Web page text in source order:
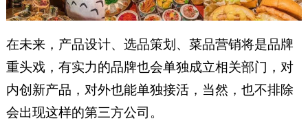
在未来，产品设计、选品策划、菜品营销将是品牌
重头戏，有实力的品牌也会单独成立相关部门，对
内创新产品，对外也能单独接活，当然，也不排除
会出现这样的第三方公司。